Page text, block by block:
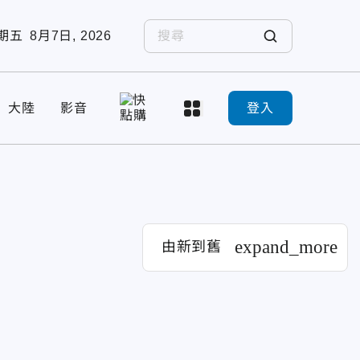
五 8月7日, 2026
大陸 影音 登入
由新到舊 expand_more